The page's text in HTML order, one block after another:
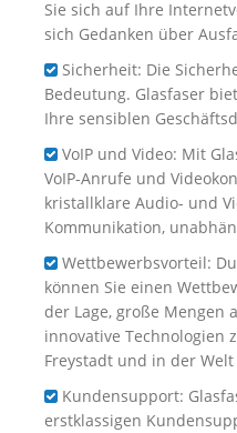
Sie sich auf Ihre
sich Gedanken über
Sicherheit: Die
Bedeutung. Glasfaser
Ihre sensiblen
VoIP und Video: Mit
VoIP-Anrufe und
kristallklare Audio- und
Kommunikation,
Wettbewerbsvorteil:
können Sie einen
der Lage, große Mengen
innovative Technologien
Freystadt und in der
Kundensupport:
erstklassigen